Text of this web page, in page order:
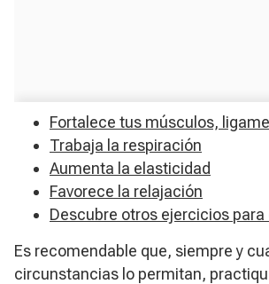
Fortalece tus músculos,
Trabaja la respiración
Aumenta la elasticidad
Favorece la relajación
Descubre otros ejercicios
Es recomendable que, siempre y
circunstancias lo permitan,